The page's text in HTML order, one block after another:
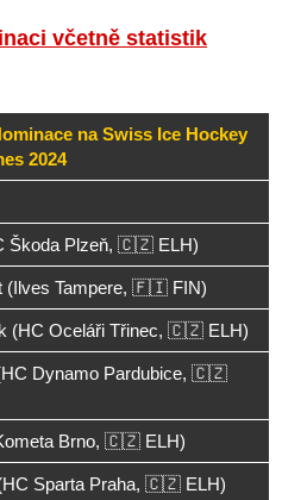
včetně statistik
na Swiss Ice Hockey
2024
Škoda Plzeň, 🇨🇿 ELH)
(Ilves Tampere, 🇫🇮 FIN)
(HC Oceláři Třinec, 🇨🇿 ELH)
Dynamo Pardubice, 🇨🇿
Brno, 🇨🇿 ELH)
Sparta Praha, 🇨🇿 ELH)